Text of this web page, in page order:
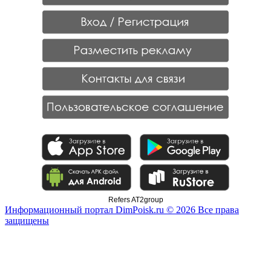
Refers AT2group
Информационный портал DimPoisk.ru © 2026 Все права
защищены